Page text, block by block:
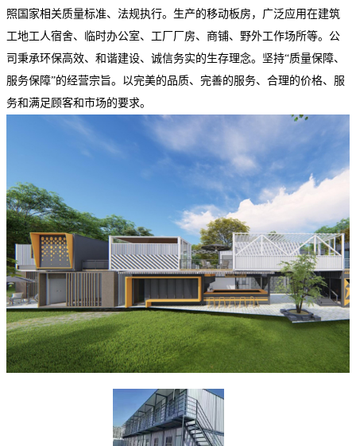
照国家相关质量标准、法规执行。生产的移动板房，广泛应用在建筑
工地工人宿舍、临时办公室、工厂厂房、商铺、野外工作场所等。公
司秉承环保高效、和谐建设、诚信务实的生存理念。坚持“质量保障、
服务保障”的经营宗旨。以完美的品质、完善的服务、合理的价格、服
务和满足顾客和市场的要求。